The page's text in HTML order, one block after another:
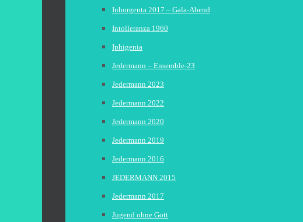
Inhorgenta 2017 – Gala-Abend
Intolleranza 1960
Iphigenia
Jedermann – Ensemble-23
Jedermann 2023
Jedermann 2022
Jedermann 2020
Jedermann 2019
Jedermann 2016
JEDERMANN 2015
Jedermann 2017
Jugend ohne Gott